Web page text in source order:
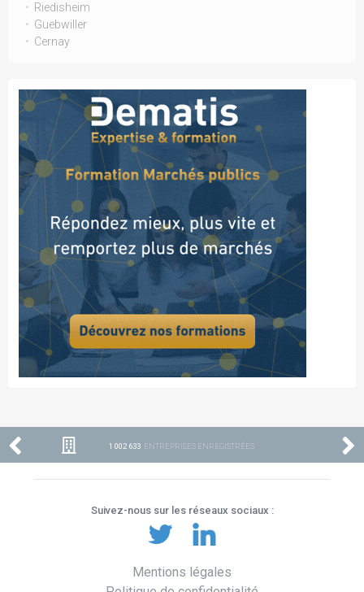
Riedisheim
Guebwiller
Cernay
1 002 633 ENTREPRISES ENREGISTRÉES
Suivez-nous sur les réseaux sociaux :
Mentions légales